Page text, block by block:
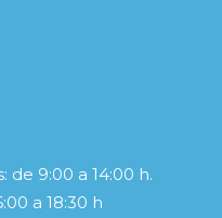
de 9:00 a 14:00 h.
a 18:30 h